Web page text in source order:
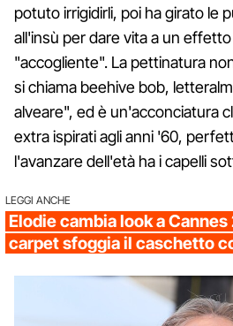
potuto irrigidirli, poi ha girato le
all'insù per dare vita a un
"accogliente". La pettinatura
si chiama beehive bob,
alveare", ed è un'acconciatura
extra ispirati agli anni '60,
l'avanzare dell'età ha i capelli
LEGGI ANCHE
Elodie cambia look a
carpet sfoggia il caschetto